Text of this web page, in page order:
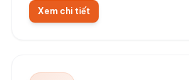
Xem chi tiết